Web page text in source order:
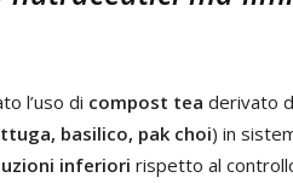
l’uso di compost tea derivato
basilico, pak choi) in
inferiori rispetto al